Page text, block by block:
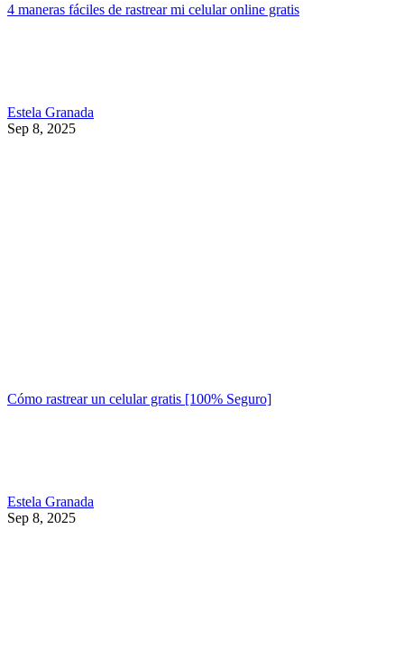
4 maneras fáciles de rastrear mi celular online gratis
Estela Granada
Sep 8, 2025
Cómo rastrear un celular gratis [100% Seguro]
Estela Granada
Sep 8, 2025